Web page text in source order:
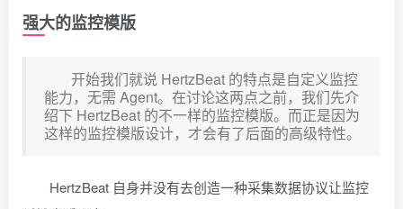
强大的监控模版
开始我们就说 HertzBeat 的特点是自定义监控
能力，无需 Agent。在讨论这两点之前，我们先介
绍下 HertzBeat 的不一样的监控模版。而正是因为
这样的监控模版设计，才会有了后面的高级特性。
HertzBeat 自身并没有去创造一种采集数据协议让监控